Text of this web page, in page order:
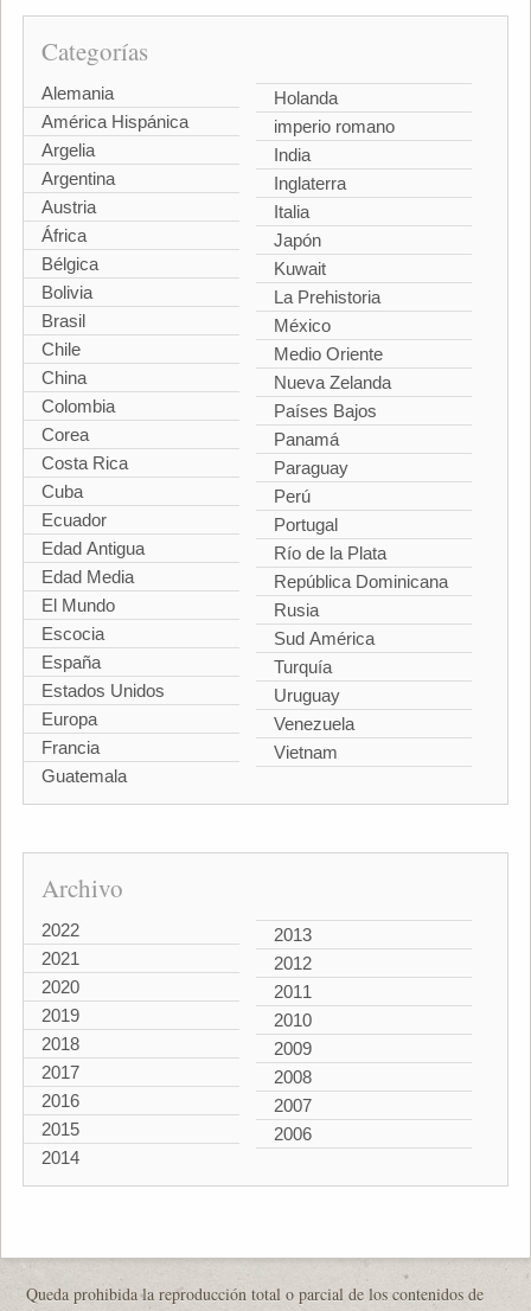
Categorías
Alemania
América Hispánica
Argelia
Argentina
Austria
África
Bélgica
Bolivia
Brasil
Chile
China
Colombia
Corea
Costa Rica
Cuba
Ecuador
Edad Antigua
Edad Media
El Mundo
Escocia
España
Estados Unidos
Europa
Francia
Guatemala
Holanda
imperio romano
India
Inglaterra
Italia
Japón
Kuwait
La Prehistoria
México
Medio Oriente
Nueva Zelanda
Países Bajos
Panamá
Paraguay
Perú
Portugal
Río de la Plata
República Dominicana
Rusia
Sud América
Turquía
Uruguay
Venezuela
Vietnam
Archivo
2022
2021
2020
2019
2018
2017
2016
2015
2014
2013
2012
2011
2010
2009
2008
2007
2006
Queda prohibida la reproducción total o parcial de los contenidos de